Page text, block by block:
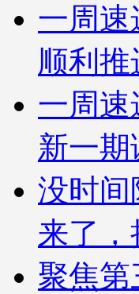
一周速
顺利推
一周速
新一
没时间
来了
聚焦第